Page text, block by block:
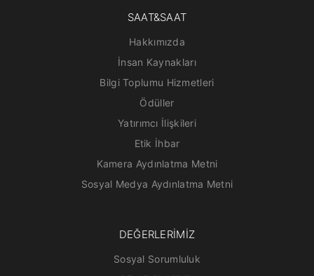
SAAT&SAAT
Hakkımızda
İnsan Kaynakları
Bilgi Toplumu Hizmetleri
Ödüller
Yatırımcı İlişkileri
Etik İhbar
Kamera Aydınlatma Metni
Sosyal Medya Aydınlatma Metni
DEĞERLERİMİZ
Sosyal Sorumluluk